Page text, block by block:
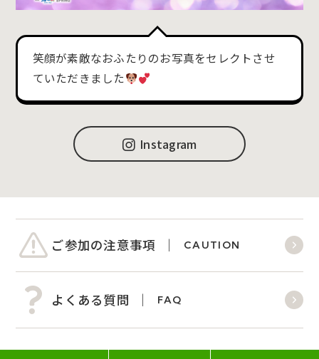
笑顔が素敵なおふたりのお写真をセレクトさせ
ていただきました
Instagram
ご参加の注意事項 CAUTION
よくある質問 FAQ